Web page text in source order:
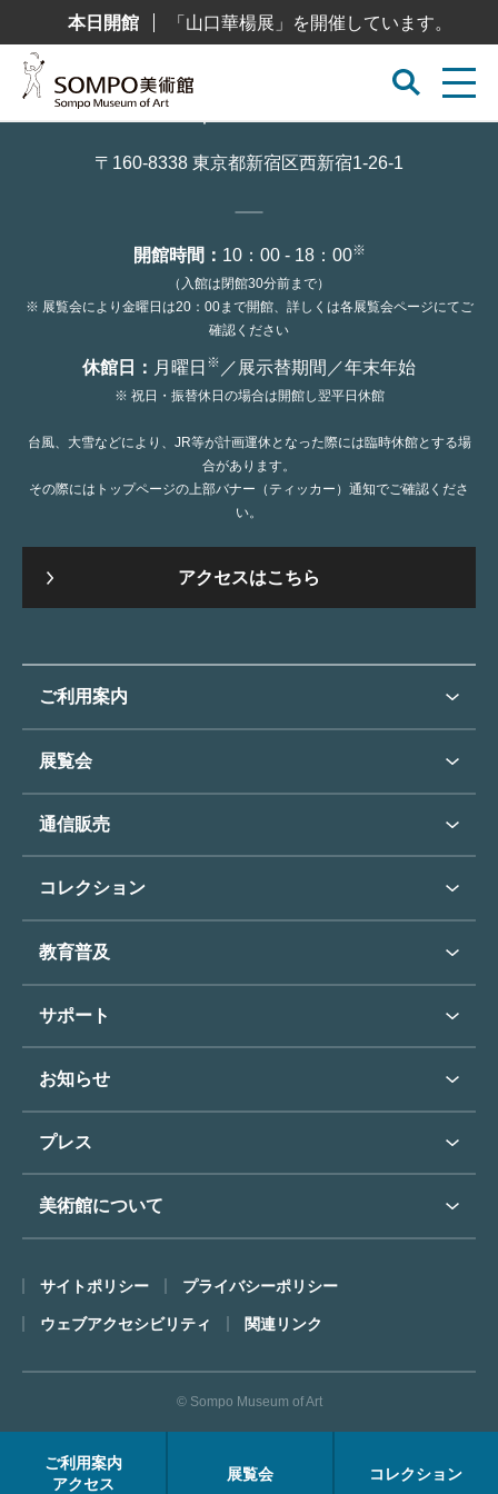
テ
本日開館 「山口華楊展」を開催しています。
ご利用案内
アクセス
展覧会 コレクション
〒160-8338 東京都新宿区西新宿1-26-1
開館時間： 10：00 - 18：00※
（入館は閉館30分前まで）
※ 展覧会により金曜日は20：00まで開館、詳しくは各展覧会ページにてご
確認ください
休館日： 月曜日 ※ ／展示替期間／年末年始
※ 祝日・振替休日の場合は開館し翌平日休館
台風、大雪などにより、JR等が計画運休となった際には臨時休館とする場
合があります。
その際にはトップページの上部バナー（ティッカー）通知でご確認くださ
い。
アクセスはこちら
ご利用案内
ご利用案内トップ
開館時間・休館日
アクセス
団体のご利用について
バリアフリー／小さなお子様
フロアマップ
ミュージアムショップ
カフェ
展覧会
展覧会・イベントトップ
次回の展覧会
展覧会スケジュール
過去の展覧会
通信販売
通信販売トップ
コレクション
コレクショントップ
東郷青児
コレクションハイライト
教育普及
教育普及トップ
オンラインで美術鑑賞
博物館実習について
サポート
よくあるご質問
東郷⻘児作品著作権申請
お知らせ
お知らせトップ
プレス
プレスリリーストップ
美術館について
ごあいさつ
コンセプト
沿革
FACEアーカイブス
サイトポリシー プライバシーポリシー
ウェブアクセシビリティ 関連リンク
© Sompo Museum of Art